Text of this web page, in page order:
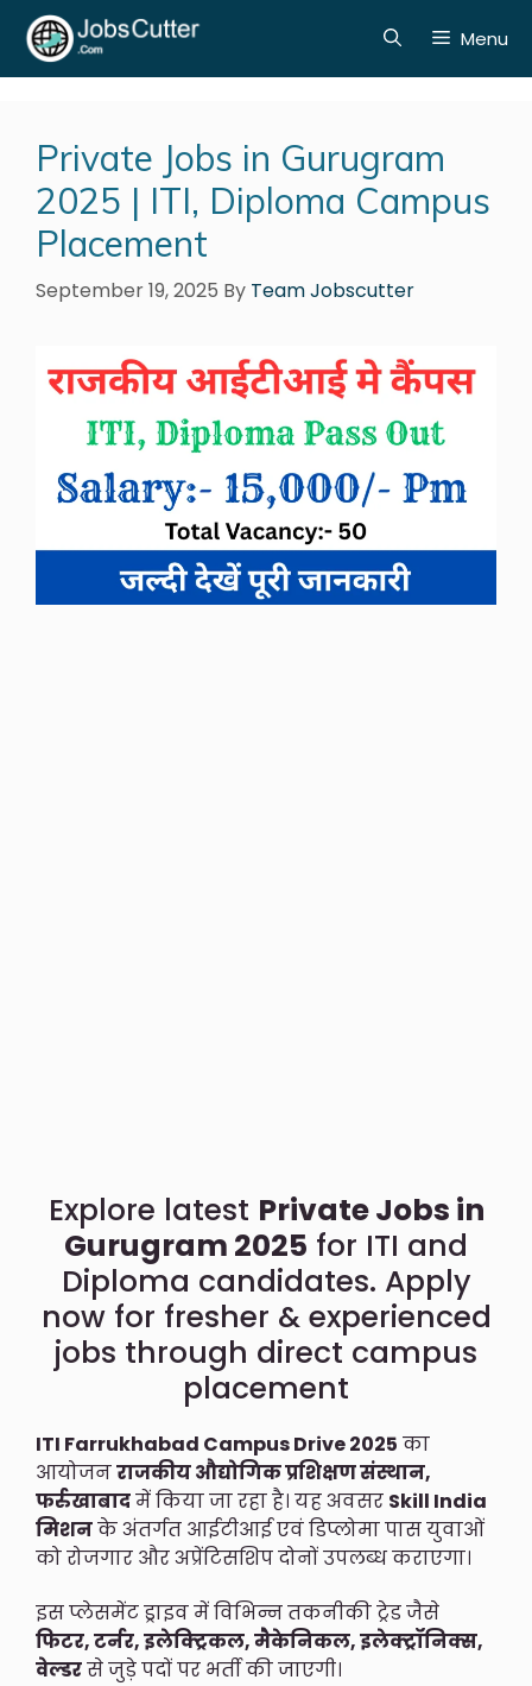
Menu
Private Jobs in Gurugram
2025 | ITI, Diploma Campus
Placement
September 19, 2025 By Team Jobscutter
Explore latest Private Jobs in
Gurugram 2025 for ITI and
Diploma candidates. Apply
now for fresher & experienced
jobs through direct campus
placement
ITI Farrukhabad Campus Drive 2025 का
आयोजनराजकीय औद्योगिक प्रशिक्षण संस्थान,
फर्रुखाबादमें किया जा रहा है। यह अवसर Skill India
मिशनके अंतर्गत आईटीआई एवं डिप्लोमा पास युवाओं
को रोजगार और अप्रेंटिसशिप दोनों उपलब्ध कराएगा।
इस प्लेसमेंट ड्राइव में विभिन्न तकनीकी ट्रेड जैसे
फिटर, टर्नर, इलेक्ट्रिकल, मैकेनिकल, इलेक्ट्रॉनिक्स,
वेल्डरसे जुड़े पदों पर भर्ती की जाएगी।